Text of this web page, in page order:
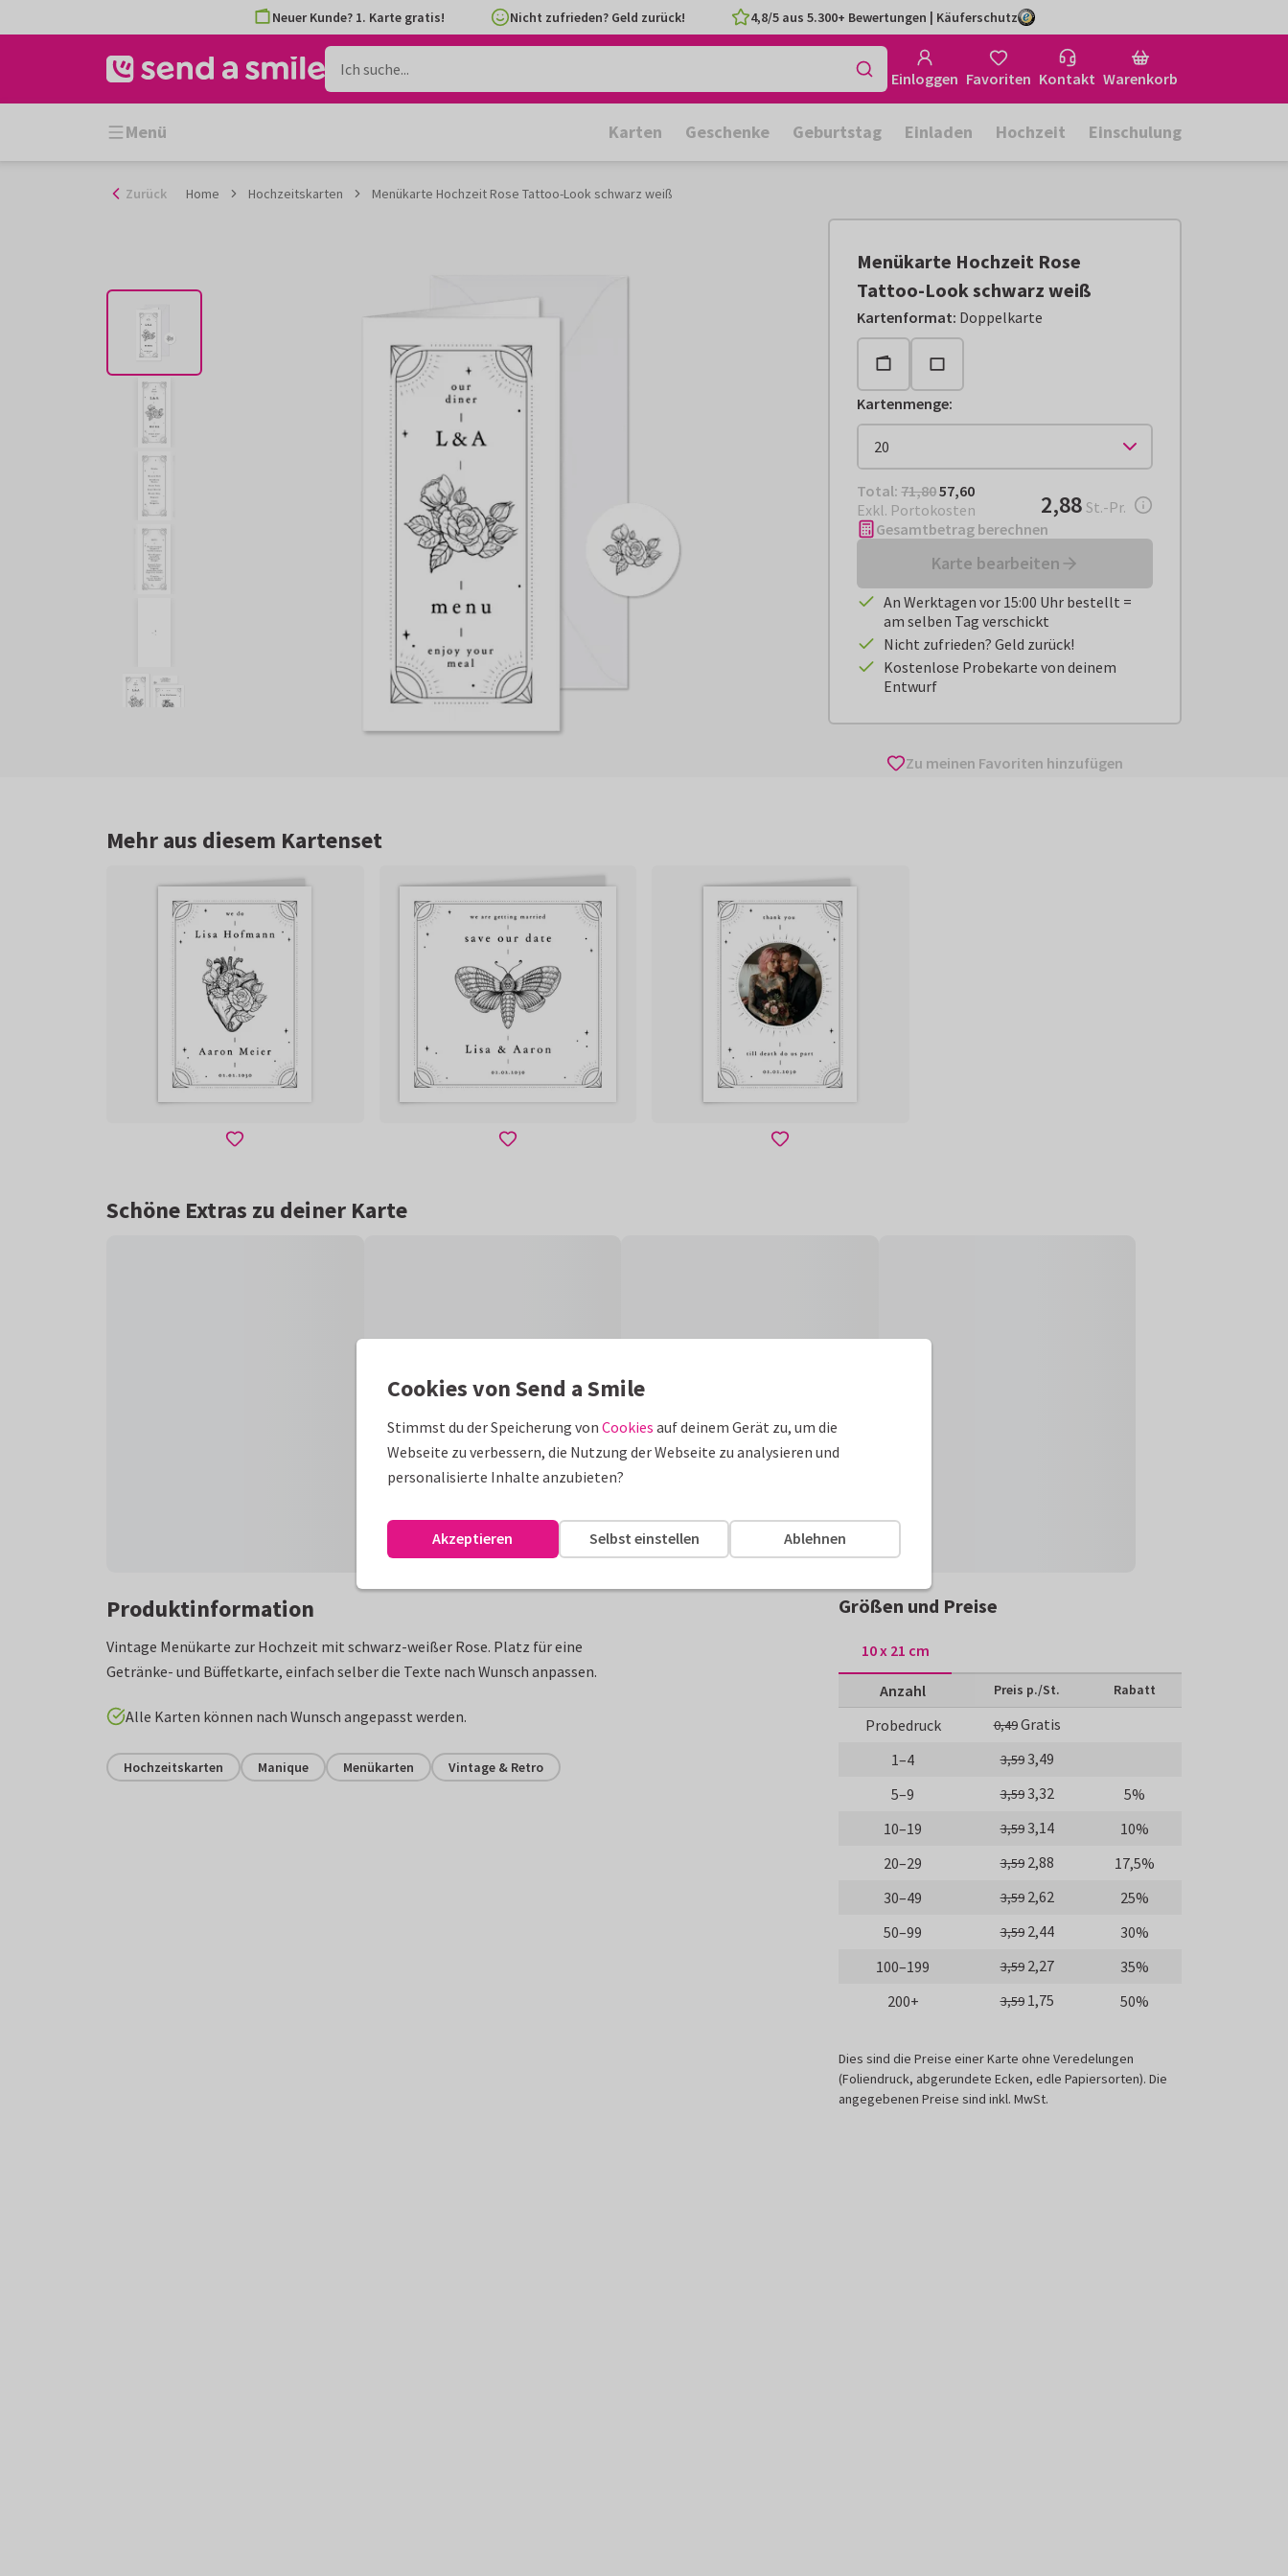
Inhalt
Neuer Kunde? 1. Karte gratis! Nicht zufrieden? Geld zurück! 4,8/5 aus 5.300+ Bewertungen | Käuferschutz
Einloggen Favoriten Kontakt Warenkorb
Menü Karten Geschenke Geburtstag Einladen Hochzeit Einschulung
Zurück Home Hochzeitskarten Menükarte Hochzeit Rose Tattoo-Look schwarz weiß
Menükarte Hochzeit Rose
Tattoo-Look schwarz weiß
Kartenformat: Doppelkarte
Kartenmenge:
Total: € 57,60
Total: 71,8057,60
Exkl. Portokosten
€ 2,88pro Stück
2,88 St.-Pr.
Gesamtbetrag berechnen
Karte bearbeiten
An Werktagen vor 15:00 Uhr bestellt =
am selben Tag verschickt
Nicht zufrieden? Geld zurück!
Kostenlose Probekarte von deinem
Entwurf
Zu meinen Favoriten hinzufügen
Mehr aus diesem Kartenset
Schöne Extras zu deiner Karte
Produktinformation
Vintage Menükarte zur Hochzeit mit schwarz-weißer Rose. Platz für eine
Getränke- und Büffetkarte, einfach selber die Texte nach Wunsch anpassen.
Alle Karten können nach Wunsch angepasst werden.
Hochzeitskarten Manique Menükarten Vintage & Retro
Größen und Preise
10 x 21 cm
Anzahl Preis p./St. Rabatt
Probedruck 0,49Gratis
1–4
3,593,49
5–9
3,593,32
5%
10–19
3,593,14
10%
20–29
3,59 2,88
17,5%
30–49
3,59 2,62
25%
50–99
3,59 2,44
30%
100–199
3,59 2,27
35%
200+
3,59 1,75 50%
Dies sind die Preise einer Karte ohne Veredelungen
(Foliendruck, abgerundete Ecken, edle Papiersorten). Die
angegebenen Preise sind inkl. MwSt.
Cookies von Send a Smile
Stimmst du der Speicherung von Cookies auf deinem Gerät zu, um die
Webseite zu verbessern, die Nutzung der Webseite zu analysieren und
personalisierte Inhalte anzubieten?
Ablehnen
Selbst einstellen
Akzeptieren